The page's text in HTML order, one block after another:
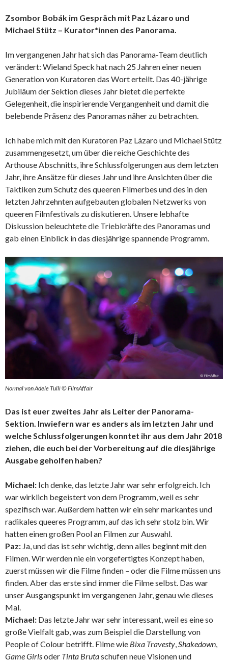
Zsombor Bobák im Gespräch mit Paz Lázaro und
Michael Stütz – Kurator*innen des Panorama.
Im vergangenen Jahr hat sich das Panorama-Team deutlich
verändert: Wieland Speck hat nach 25 Jahren einer neuen
Generation von Kuratoren das Wort erteilt. Das 40-jährige
Jubiläum der Sektion dieses Jahr bietet die perfekte
Gelegenheit, die inspirierende Vergangenheit und damit die
belebende Präsenz des Panoramas näher zu betrachten.
Ich habe mich mit den Kuratoren Paz Lázaro und Michael Stütz
zusammengesetzt, um über die reiche Geschichte des
Arthouse Abschnitts, ihre Schlussfolgerungen aus dem letzten
Jahr, ihre Ansätze für dieses Jahr und ihre Ansichten über die
Taktiken zum Schutz des queeren Filmerbes und des in den
letzten Jahrzehnten aufgebauten globalen Netzwerks von
queeren Filmfestivals zu diskutieren. Unsere lebhafte
Diskussion beleuchtete die Triebkräfte des Panoramas und
gab einen Einblick in das diesjährige spannende Programm.
Normal von Adele Tulli © FilmAffair
Das ist euer zweites Jahr als Leiter der Panorama-
Sektion. Inwiefern war es anders als im letzten Jahr und
welche Schlussfolgerungen konntet ihr aus dem Jahr 2018
ziehen, die euch bei der Vorbereitung auf die diesjährige
Ausgabe geholfen haben?
Michael: Ich denke, das letzte Jahr war sehr erfolgreich. Ich
war wirklich begeistert von dem Programm, weil es sehr
spezifisch war. Außerdem hatten wir ein sehr markantes und
radikales queeres Programm, auf das ich sehr stolz bin. Wir
hatten einen großen Pool an Filmen zur Auswahl.
Paz: Ja, und das ist sehr wichtig, denn alles beginnt mit den
Filmen. Wir werden nie ein vorgefertigtes Konzept haben,
zuerst müssen wir die Filme finden – oder die Filme müssen uns
finden. Aber das erste sind immer die Filme selbst. Das war
unser Ausgangspunkt im vergangenen Jahr, genau wie dieses
Mal.
Michael: Das letzte Jahr war sehr interessant, weil es eine so
große Vielfalt gab, was zum Beispiel die Darstellung von
People of Colour betrifft. Filme wie Bixa Travesty,Shakedown,
Game Girlsoder Tinta Brutaschufen neue Visionen und